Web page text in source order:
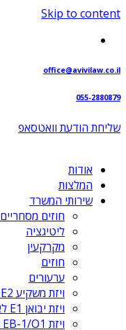
Skip to content
office@avivilaw.co.il
055-2880879
שליחת הודעת וואטסאפ⁩
אודות
המלצות
שירותי המשרד
חוזים מסחריים
ליטיגציה
מקרקעין
חוזים
ערעורים
ויזת משקיע E2 לארה״ב
ויזת יבואן E1 לארה"ב – עורך דין ניר אביבי